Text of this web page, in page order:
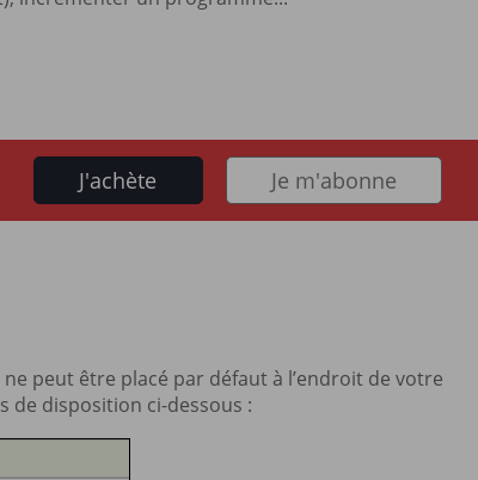
J'achète Je m'abonne
peut être placé par défaut à l’endroit de votre
de disposition ci-dessous :